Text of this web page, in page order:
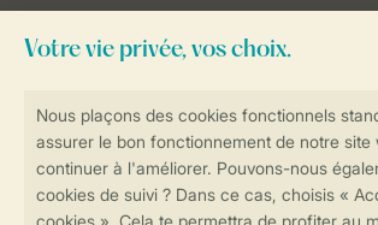
contactez notreContact Center.